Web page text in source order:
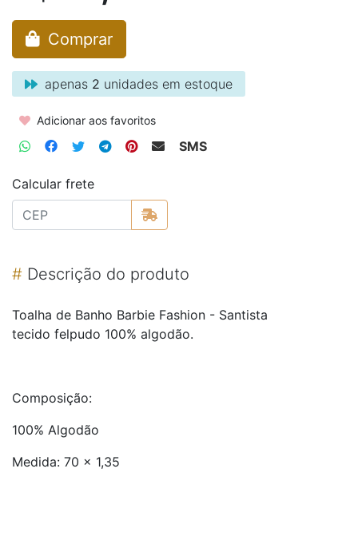
Comprar
apenas 2 unidades em estoque
Adicionar aos favoritos
SMS
Calcular frete
# Descrição do produto
Toalha de Banho Barbie Fashion - Santista
tecido felpudo 100% algodão.
Composição:
100% Algodão
Medida: 70 x 1,35